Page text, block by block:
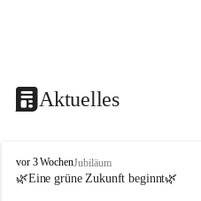
Aktuelles
B
l
vor 3 WochenJubiläum
🌿Eine grüne Zukunft beginnt🌿